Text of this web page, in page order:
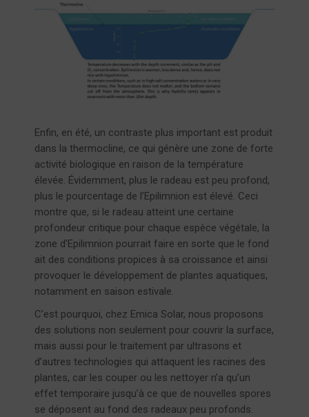
Enfin, en été, un contraste plus important est produit
dans la thermocline, ce qui génère une zone de forte
activité biologique en raison de la température
élevée. Évidemment, plus le radeau est peu profond,
plus le pourcentage de l’Epilimnion est élevé. Ceci
montre que, si le radeau atteint une certaine
profondeur critique pour chaque espèce végétale, la
zone d’Epilimnion pourrait faire en sorte que le fond
ait des conditions propices à sa croissance et ainsi
provoquer le développement de plantes aquatiques,
notamment en saison estivale.
C’est pourquoi, chez Emica Solar, nous proposons
des solutions non seulement pour couvrir la surface,
mais aussi pour le traitement par ultrasons et
d’autres technologies qui attaquent les racines des
plantes, car les couper ou les nettoyer n’a qu’un
effet temporaire jusqu’à ce que de nouvelles spores
se déposent au fond des radeaux peu profonds.